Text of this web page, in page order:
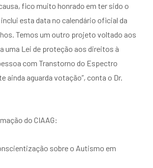
fico muito honrado em ter sido o
esta data no calendário oficial da
Temos um outro projeto voltado aos
uma Lei de proteção aos direitos à
com Transtorno do Espectro
ainda aguarda votação”, conta o Dr.
do CIAAG:
sobre o Autismo em